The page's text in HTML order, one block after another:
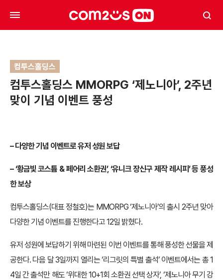
컴투스홀딩스
컴투스홀딩스 MMORPG ‘제노니아’, 2주년
맞이 기념 이벤트 풍성
– 다양한 기념 이벤트로 유저 성원 보답
– ‘황금빛 코스튬 & 페어리 소환권’, ‘유니크 장신구 제작 레시피’ 등 풍성
한 보상
컴투스홀딩스(대표 정철호)는 MMORPG ‘제노니아’의 출시 2주년 맞아
다양한 기념 이벤트를 진행한다고 12일 밝혔다.
유저 성원에 보답하기 위해 마련된 이번 이벤트를 통해 풍성한 선물을 제
공한다. 다음 달 3일까지 열리는 ‘리그릿의 특별 출석’ 이벤트에서는 총 1
4일 간 출석만 해도 ‘위대한 10+1회 소환권 선택 상자’, ‘제노니아 무기 강